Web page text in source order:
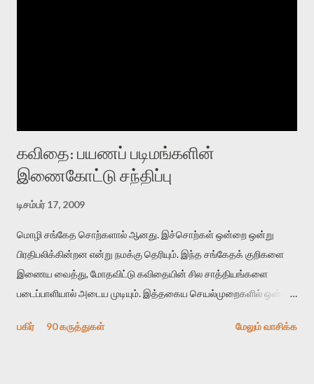
கவிதை: பயணப் படிமங்களின்
இணைகோட்டு சந்திப்பு
டிசம்பர் 17, 2009
மொழி சங்கேத சொற்களால் ஆனது. இச்சொற்கள் ஒன்றை ஒன்று
பிரதிபலிக்கின்றன என்று நமக்கு தெரியும். இந்த சங்கேதக் குறிகளை
இணைய வைத்து, மோதவிட்டு கவிதையின் சில சாத்தியங்களை
படைப்பாளியால் அடைய முடியும். இத்தகைய செயல்முறைகளில் ஒன்றை
காலத்தில் ஜாலவித்தைக்காரர்கள் வந்து போன பின் அவர்களின்
பகிர் 90 கருத்துகள் மேலும் வாசிக்க